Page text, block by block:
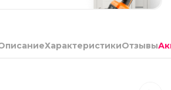
ХарактеристикиОтзывы